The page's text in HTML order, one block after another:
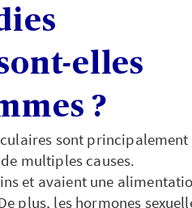
elles
?
sont principalement
multiples causes.
et avaient une
plus, les hormones